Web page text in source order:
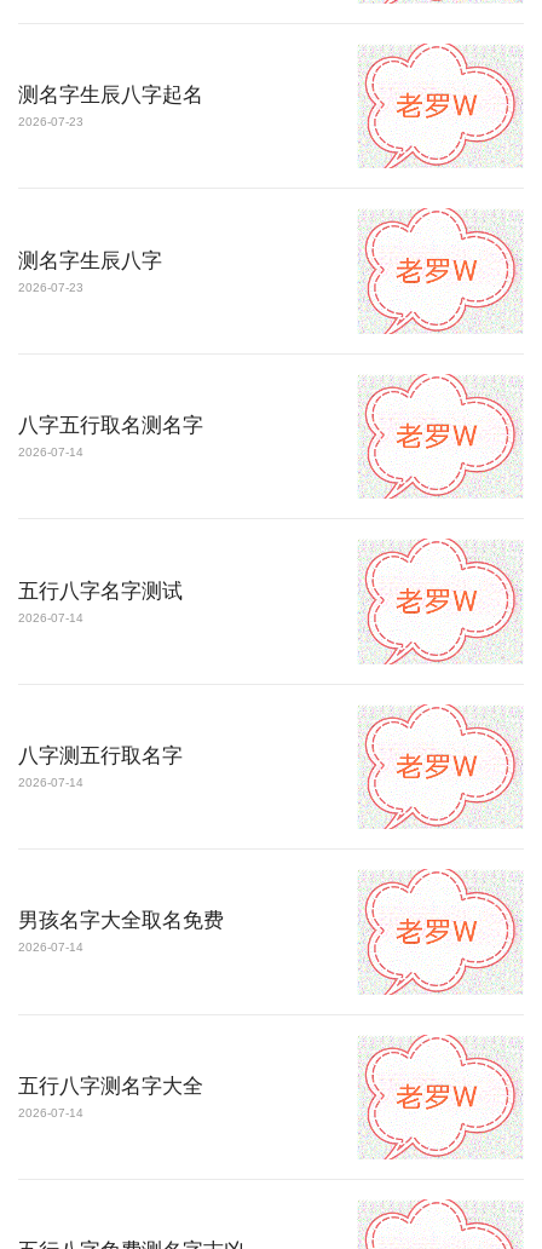
测名字生辰八字起名
2026-07-23
测名字生辰八字
2026-07-23
八字五行取名测名字
2026-07-14
五行八字名字测试
2026-07-14
八字测五行取名字
2026-07-14
男孩名字大全取名免费
2026-07-14
五行八字测名字大全
2026-07-14